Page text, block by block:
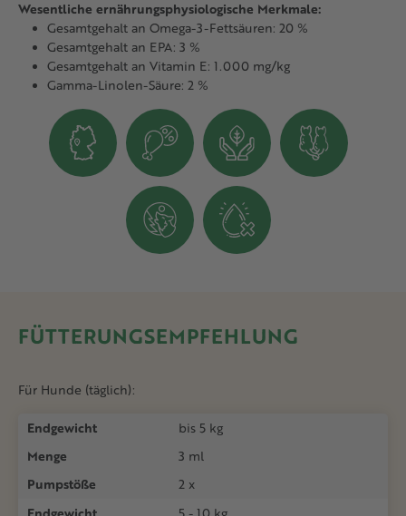
Wesentliche ernährungsphysiologische Merkmale:
Gesamtgehalt an Omega-3-Fettsäuren: 20 %
Gesamtgehalt an EPA: 3 %
Gesamtgehalt an Vitamin E: 1.000 mg/kg
Gamma-Linolen-Säure: 2 %
FÜTTERUNGSEMPFEHLUNG
Für Hunde (täglich):
Endgewicht
bis 5 kg
Menge
3 ml
Pumpstöße
2 x
Endgewicht
5 - 10 kg